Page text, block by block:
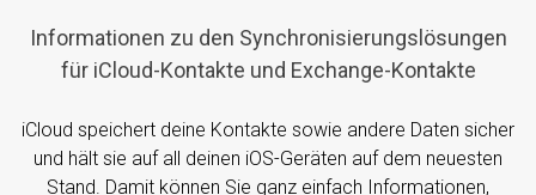
Informationen zu den Synchronisierungslösungen
für iCloud-Kontakte und Exchange-Kontakte
iCloud speichert deine Kontakte sowie andere Daten sicher
und hält sie auf all deinen iOS-Geräten auf dem neuesten
Stand. Damit können Sie ganz einfach Informationen,